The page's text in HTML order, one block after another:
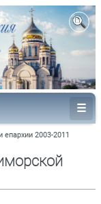
епархии 2003-2011